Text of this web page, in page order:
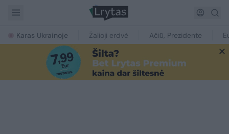
Karas Ukrainoje Žalioji erdvė Ačiū, Prezidente